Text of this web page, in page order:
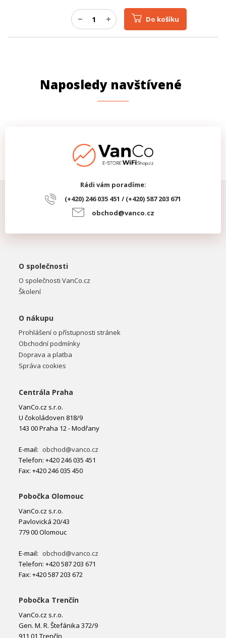
Do košíku
Naposledy navštívené
Rádi vám poradíme:
(+420) 246 035 451 / (+420) 587 203 671
obchod@vanco.cz
O společnosti
O společnosti VanCo.cz
Školení
O nákupu
Prohlášení o přístupnosti stránek
Obchodní podmínky
Doprava a platba
Správa cookies
Centrála Praha
VanCo.cz s.r.o.
U čokoládoven 818/9
143 00 Praha 12 - Modřany
E-mail: obchod@vanco.cz
Telefon: +420 246 035 451
Fax: +420 246 035 450
Pobočka Olomouc
VanCo.cz s.r.o.
Pavlovická 20/43
779 00 Olomouc
E-mail: obchod@vanco.cz
Telefon: +420 587 203 671
Fax: +420 587 203 672
Pobočka Trenčín
VanCo.cz s.r.o.
Gen. M. R. Štefánika 372/9